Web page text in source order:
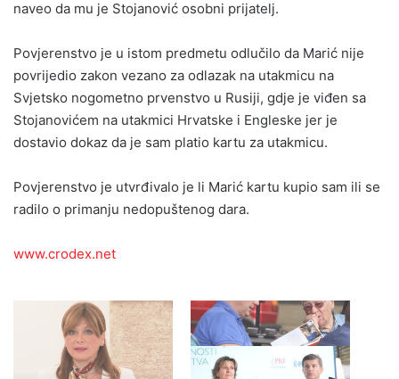
naveo da mu je Stojanović osobni prijatelj.
Povjerenstvo je u istom predmetu odlučilo da Marić nije
povrijedio zakon vezano za odlazak na utakmicu na
Svjetsko nogometno prvenstvo u Rusiji, gdje je viđen sa
Stojanovićem na utakmici Hrvatske i Engleske jer je
dostavio dokaz da je sam platio kartu za utakmicu.
Povjerenstvo je utvrđivalo je li Marić kartu kupio sam ili se
radilo o primanju nedopuštenog dara.
www.crodex.net